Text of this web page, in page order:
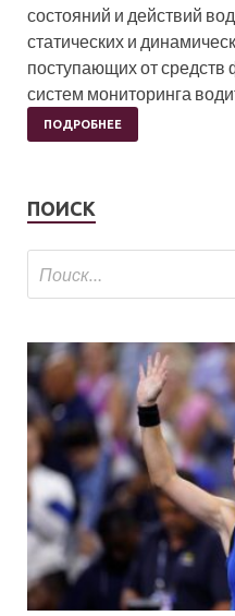
состояний и действий
статических и
поступающих от
систем мониторинга
ПОДРОБНЕЕ
ПОИСК